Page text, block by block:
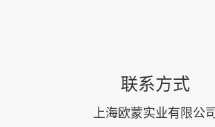
联系方式
上海欧蒙实业有限公司